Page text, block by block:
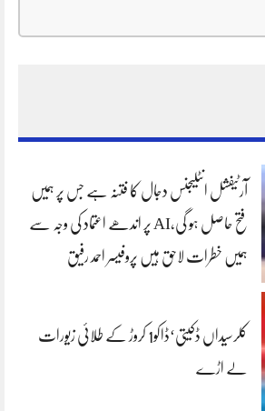
آرٹیفشل انٹلیجنس دجال کا فتنہ ہے جس پر ہمیں
فتح حاصل ہو گی،AI پر اندھے اعتماد کی وجہ سے
ہمیں خطرات لاحق ہیں پروفیسر احمد رفیق
کلرسیداں ڈکیتی‘ڈاکو1 کروڑ کے طلائی زیورات
لے اڑے